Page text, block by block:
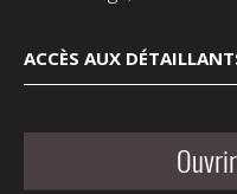
ACCÈS AUX